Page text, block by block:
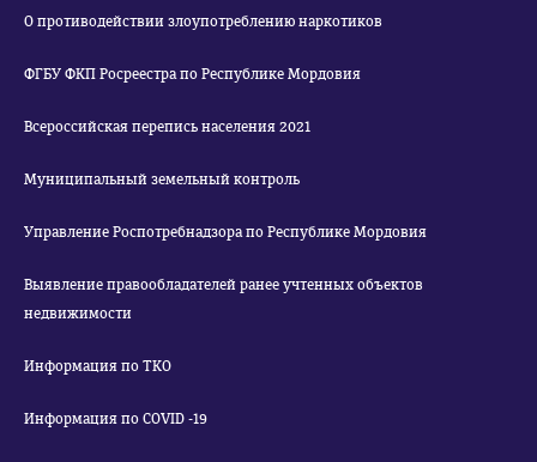
О противодействии злоупотреблению наркотиков
ФГБУ ФКП Росреестра по Республике Мордовия
Всероссийская перепись населения 2021
Муниципальный земельный контроль
Управление Роспотребнадзора по Республике Мордовия
Выявление правообладателей ранее учтенных объектов
недвижимости
Информация по ТКО
Информация по COVID -19